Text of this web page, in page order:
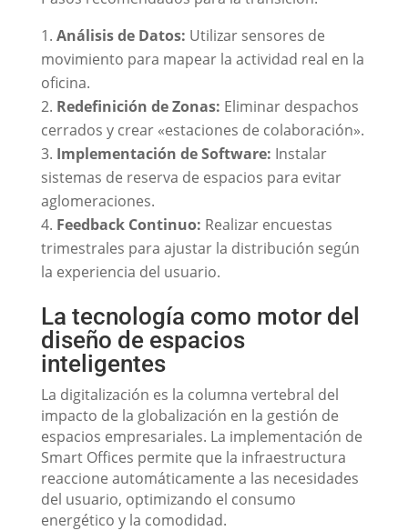
Análisis de Datos: Utilizar sensores de
movimiento para mapear la actividad real en la
oficina.
Redefinición de Zonas: Eliminar despachos
cerrados y crear «estaciones de colaboración».
Implementación de Software: Instalar
sistemas de reserva de espacios para evitar
aglomeraciones.
Feedback Continuo: Realizar encuestas
trimestrales para ajustar la distribución según
la experiencia del usuario.
La tecnología como motor del
diseño de espacios
inteligentes
La digitalización es la columna vertebral del
impacto de la globalización en la gestión de
espacios empresariales. La implementación de
Smart Offices permite que la infraestructura
reaccione automáticamente a las necesidades
del usuario, optimizando el consumo
energético y la comodidad.